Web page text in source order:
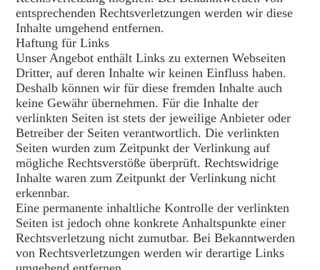
entsprechenden Rechtsverletzungen werden wir diese
Inhalte umgehend entfernen.
Haftung für Links
Unser Angebot enthält Links zu externen Webseiten
Dritter, auf deren Inhalte wir keinen Einfluss haben.
Deshalb können wir für diese fremden Inhalte auch
keine Gewähr übernehmen. Für die Inhalte der
verlinkten Seiten ist stets der jeweilige Anbieter oder
Betreiber der Seiten verantwortlich. Die verlinkten
Seiten wurden zum Zeitpunkt der Verlinkung auf
mögliche Rechtsverstöße überprüft. Rechtswidrige
Inhalte waren zum Zeitpunkt der Verlinkung nicht
erkennbar.
Eine permanente inhaltliche Kontrolle der verlinkten
Seiten ist jedoch ohne konkrete Anhaltspunkte einer
Rechtsverletzung nicht zumutbar. Bei Bekanntwerden
von Rechtsverletzungen werden wir derartige Links